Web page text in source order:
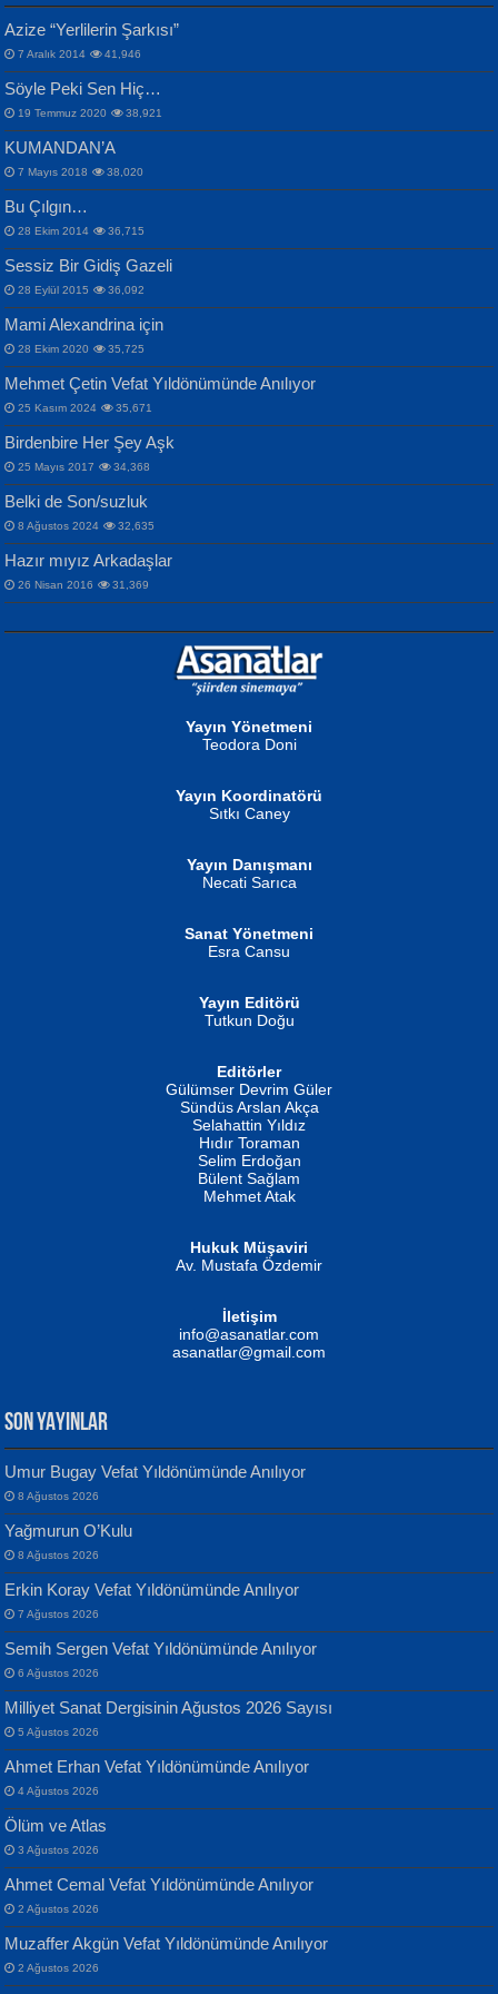
VAHDETTİN YİĞİTCAN
Samimiyet Nedir?...
İPEK ACAR SERT
Gazze’nin Şecaati, Ümmetin İmtihanı...
MAHMUT GÜRBÜZ
İbrahim Olmak ve Bitirebilmek...
NURAN KÖSE BAYDAR
İSMAİL OKUTAN
Erkeklerin Kahrolması Ne Demektir
MUSTAFA KELOĞLU
Yarına İz Bırakmak...
ATİLLA ÖZEN
Sultan Olmadan Önce Eyüp...
EKREM KARABABA
Yaralı Şiir...
Bülent Sağlam
Mescid-i Aksâ Üstüne Ay!...
Selahattin Yıldız
İdrakimle Üşürken...
Songül Özel
Mahzen...
Ben Deniz Değilim ki...
Evvel Zaman Tanrıçası...
Yılmaz Ekinci
Geceye Söylenen...
Banu Sancak
Defterimden İçeri...
İsmail Aydos
İnkisar...
CAHİT SITKI TARANCI
Otuz Beş Yaş Şiiri...
ERDEM BAYAZIT
Sana, Bana, Vatanıma, Ülkemin
İnsanlarına Dair...
NAZIM HİKMET RAN
Bir Cezaevinde, Tecritteki Adamın
Mektupları...
Azize “Yerlilerin Şarkısı”
7 Aralık 2014 41,946
Söyle Peki Sen Hiç…
19 Temmuz 2020 38,921
KUMANDAN’A
7 Mayıs 2018 38,020
Bu Çılgın…
28 Ekim 2014 36,715
Sessiz Bir Gidiş Gazeli
28 Eylül 2015 36,092
Mami Alexandrina için
28 Ekim 2020 35,725
Mehmet Çetin Vefat Yıldönümünde Anılıyor
25 Kasım 2024 35,671
Birdenbire Her Şey Aşk
25 Mayıs 2017 34,368
Belki de Son/suzluk
8 Ağustos 2024 32,635
Hazır mıyız Arkadaşlar
26 Nisan 2016 31,369
Yayın Yönetmeni
Teodora Doni
Yayın Koordinatörü
Sıtkı Caney
Yayın Danışmanı
Necati Sarıca
Sanat Yönetmeni
Esra Cansu
Yayın Editörü
Tutkun Doğu
Editörler
Gülümser Devrim Güler
Sündüs Arslan Akça
Selahattin Yıldız
Hıdır Toraman
Selim Erdoğan
Bülent Sağlam
Mehmet Atak
Hukuk Müşaviri
Av. Mustafa Özdemir
İletişim
info@asanatlar.com
asanatlar@gmail.com
SON YAYINLAR
Umur Bugay Vefat Yıldönümünde Anılıyor
8 Ağustos 2026
Yağmurun O’Kulu
8 Ağustos 2026
Erkin Koray Vefat Yıldönümünde Anılıyor
7 Ağustos 2026
Semih Sergen Vefat Yıldönümünde Anılıyor
6 Ağustos 2026
Milliyet Sanat Dergisinin Ağustos 2026 Sayısı
5 Ağustos 2026
Ahmet Erhan Vefat Yıldönümünde Anılıyor
4 Ağustos 2026
Ölüm ve Atlas
3 Ağustos 2026
Ahmet Cemal Vefat Yıldönümünde Anılıyor
2 Ağustos 2026
Muzaffer Akgün Vefat Yıldönümünde Anılıyor
2 Ağustos 2026